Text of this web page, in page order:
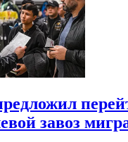
завоз